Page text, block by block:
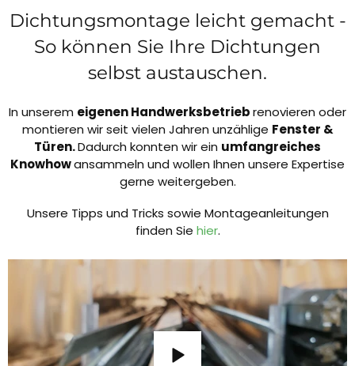
Dichtungsmontage leicht gemacht -
So können Sie Ihre Dichtungen
selbst austauschen.
In unserem eigenen Handwerksbetriebrenovieren oder
montieren wir seit vielen Jahren unzählige Fenster &
Türen.Dadurch konnten wir ein umfangreiches
Knowhowansammeln und wollen Ihnen unsere Expertise
gerne weitergeben.
Unsere Tipps und Tricks sowie Montageanleitungen
finden Sie hier.